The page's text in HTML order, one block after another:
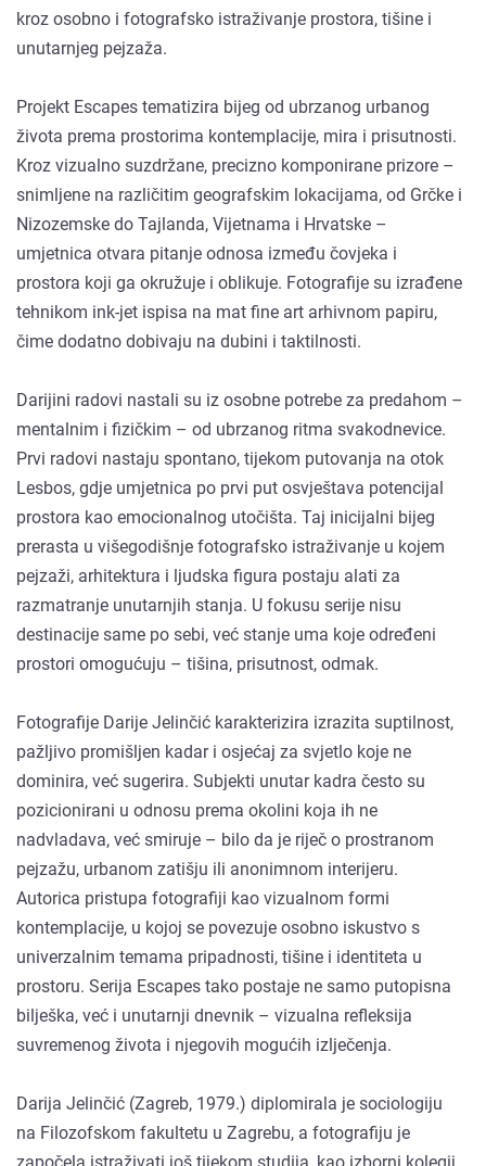
kroz osobno i fotografsko istraživanje prostora, tišine i
unutarnjeg pejzaža.
Projekt Escapes tematizira bijeg od ubrzanog urbanog
života prema prostorima kontemplacije, mira i prisutnosti.
Kroz vizualno suzdržane, precizno komponirane prizore –
snimljene na različitim geografskim lokacijama, od Grčke i
Nizozemske do Tajlanda, Vijetnama i Hrvatske –
umjetnica otvara pitanje odnosa između čovjeka i
prostora koji ga okružuje i oblikuje. Fotografije su izrađene
tehnikom ink-jet ispisa na mat fine art arhivnom papiru,
čime dodatno dobivaju na dubini i taktilnosti.
Darijini radovi nastali su iz osobne potrebe za predahom –
mentalnim i fizičkim – od ubrzanog ritma svakodnevice.
Prvi radovi nastaju spontano, tijekom putovanja na otok
Lesbos, gdje umjetnica po prvi put osvještava potencijal
prostora kao emocionalnog utočišta. Taj inicijalni bijeg
prerasta u višegodišnje fotografsko istraživanje u kojem
pejzaži, arhitektura i ljudska figura postaju alati za
razmatranje unutarnjih stanja. U fokusu serije nisu
destinacije same po sebi, već stanje uma koje određeni
prostori omogućuju – tišina, prisutnost, odmak.
Fotografije Darije Jelinčić karakterizira izrazita suptilnost,
pažljivo promišljen kadar i osjećaj za svjetlo koje ne
dominira, već sugerira. Subjekti unutar kadra često su
pozicionirani u odnosu prema okolini koja ih ne
nadvladava, već smiruje – bilo da je riječ o prostranom
pejzažu, urbanom zatišju ili anonimnom interijeru.
Autorica pristupa fotografiji kao vizualnom formi
kontemplacije, u kojoj se povezuje osobno iskustvo s
univerzalnim temama pripadnosti, tišine i identiteta u
prostoru. Serija Escapes tako postaje ne samo putopisna
bilješka, već i unutarnji dnevnik – vizualna refleksija
suvremenog života i njegovih mogućih izlječenja.
Darija Jelinčić (Zagreb, 1979.) diplomirala je sociologiju
na Filozofskom fakultetu u Zagrebu, a fotografiju je